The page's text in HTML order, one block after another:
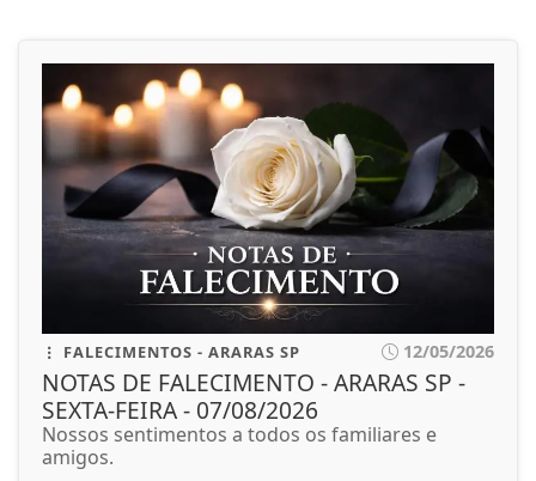
FALECIMENTOS - ARARAS SP 12/05/2026
NOTAS DE FALECIMENTO - ARARAS SP -
SEXTA-FEIRA - 07/08/2026
Nossos sentimentos a todos os familiares e
amigos.